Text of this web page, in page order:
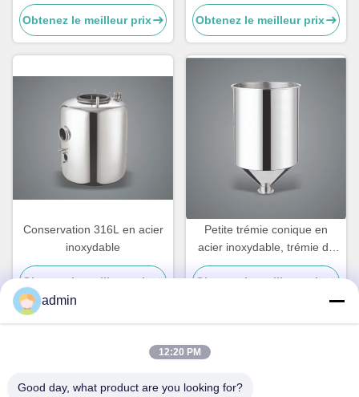
Obtenez le meilleur prix Obtenez le meilleur prix
Conservation 316L en acier
inoxydable
Obtenez le meilleur prix
Petite trémie conique en
acier inoxydable, trémie de
lait en argent 20L
Obtenez le meilleur prix
admin
12:20 PM
Good day, what product are you looking for?